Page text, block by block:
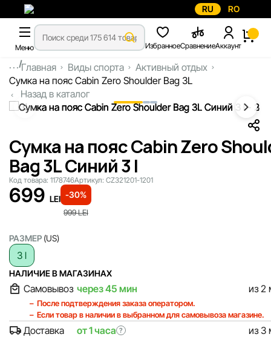
RU RO
Меню ИзбранноеСравнениеАккаунт
...Главная Виды спорта
Активный отдых
Сумка на пояс Cabin Zero Shoulder Bag 3L
Назад в каталог
Сумка на пояс Cabin Zero
Bag 3L Синий 3 l
Код товара: 1178746Артикул: CZ321201-1201
-30%
999LEI
699 LEI
РАЗМЕР (US)
3 l
НАЛИЧИЕ В МАГАЗИНАХ
Самовывоз через 45 мин из 2
После подтверждения заказа оператором.
Если товар в наличии в выбранном для самовывоза магазине.
Доставка от 1 часа ? из 3